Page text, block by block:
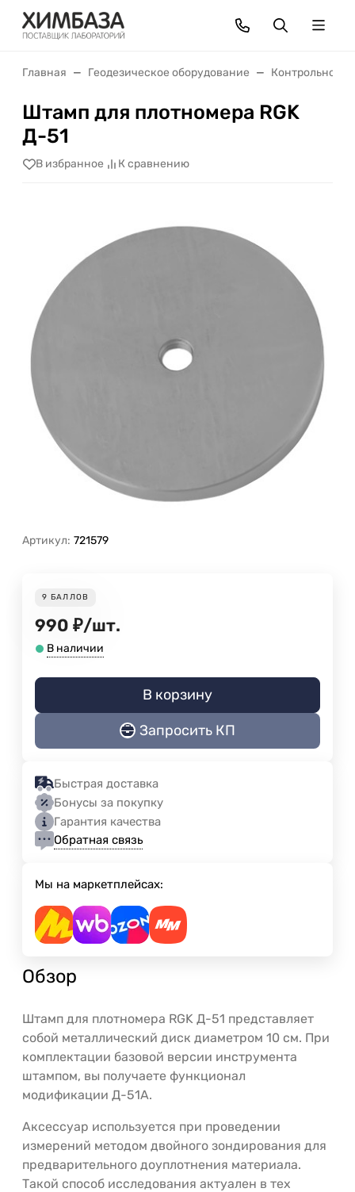
Главная Геодезическое оборудование Контрольно-
Штамп для плотномера RGK
Д-51
В избранное К сравнению
Артикул: 721579
9 БАЛЛОВ
990 ₽/шт.
В наличии
В корзину
Запросить КП
Быстрая доставка
Бонусы за покупку
Гарантия качества
Обратная связь
Мы на маркетплейсах:
Обзор
Штамп для плотномера RGK Д-51 представляет
собой металлический диск диаметром 10 см. При
комплектации базовой версии инструмента
штампом, вы получаете функционал
модификации Д-51А.
Аксессуар используется при проведении
измерений методом двойного зондирования для
предварительного доуплотнения материала.
Такой способ исследования актуален в тех